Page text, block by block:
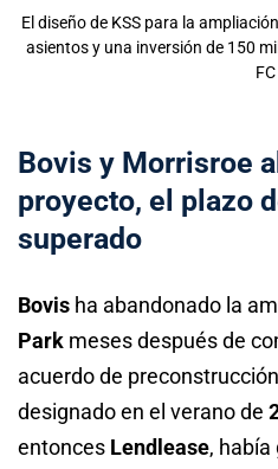
El diseño de KSS para la
asientos y una inversión de 150
FC
Bovis y Morrisroe
proyecto, el plazo
superado
Bovis ha abandonado la
Park meses después de
acuerdo de
designado en el verano de
entonces Lendlease, había